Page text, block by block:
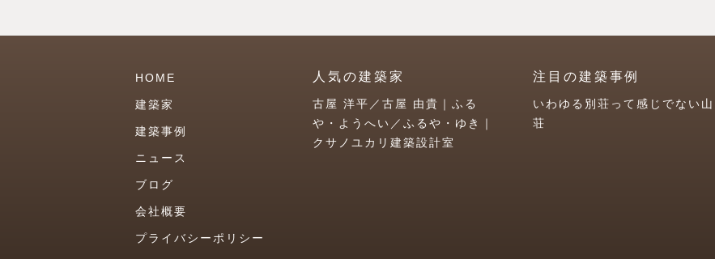
HOME
建築家
建築事例
ニュース
ブログ
会社概要
プライバシーポリシー
人気の建築家
古屋 洋平／古屋 由貴｜ふる
や・ようへい／ふるや・ゆき｜
クサノユカリ建築設計室
注目の建築事例
いわゆる別荘って感じでない山
荘